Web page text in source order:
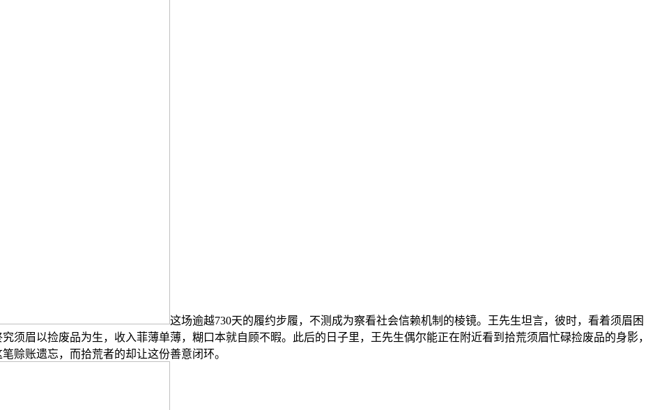
这场逾越730天的履约步履，不测成为察看社会信赖机制的棱镜。王先生坦言，彼时，看着须眉困
须眉以捡废品为生，收入菲薄单薄，糊口本就自顾不暇。此后的日子里，王先生偶尔能正在附近看到拾荒须眉忙碌捡废品的身影，
赊账遗忘，而拾荒者的却让这份善意闭环。